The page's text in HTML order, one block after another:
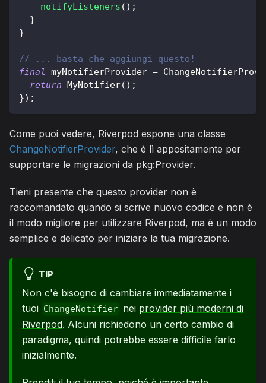
notifyListeners ( ) ;
}
}
// ... basta che aggiungi questo!
final
myNotifierProvider =
return MyNotifier( ) ;
}) ;
Come puoi vedere, Riverpod espone una classe
ChangeNotifierProvider, che è lì appositamente per
supportare le migrazioni da pkg:Provider.
Tieni presente che questo provider non è
raccomandato quando si scrive nuovo codice e non è
il modo migliore per utilizzare Riverpod, ma è un modo
semplice e delicato per iniziare la tua migrazione.
TIP
Non c'è bisogno di cambiare immediatamente i
tuoi ChangeNotifier nei provider più moderni di
Riverpod. Alcuni richiedono un certo cambio di
paradigma, quindi potrebbe essere difficile farlo
inizialmente.